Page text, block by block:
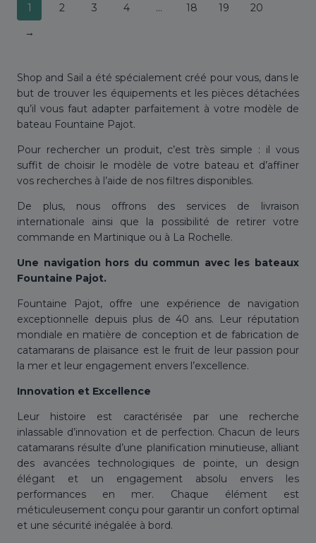
1 2 3 4 … 18 19
20
→
Shop and Sail a été spécialement créé pour vous, dans le
but de trouver les équipements et les pièces détachées
qu’il vous faut adapter parfaitement à votre modèle de
bateau Fountaine Pajot.
Pour rechercher un produit, c’est très simple : il vous
suffit de choisir le modèle de votre bateau et d’affiner
vos recherches à l’aide de nos filtres disponibles.
De plus, nous offrons des services de livraison
internationale ainsi que la possibilité de retirer votre
commande en Martinique ou à La Rochelle.
Une navigation hors du commun avec les bateaux
Fountaine Pajot.
Fountaine Pajot, offre une expérience de navigation
exceptionnelle depuis plus de 40 ans. Leur réputation
mondiale en matière de conception et de fabrication de
catamarans de plaisance est le fruit de leur passion pour
la mer et leur engagement envers l’excellence.
Innovation et Excellence
Leur histoire est caractérisée par une recherche
inlassable d’innovation et de perfection. Chacun de leurs
catamarans résulte d’une planification minutieuse, alliant
des avancées technologiques de pointe, un design
élégant et un engagement absolu envers les
performances en mer. Chaque élément est
méticuleusement conçu pour garantir un confort optimal
et une sécurité inégalée à bord.